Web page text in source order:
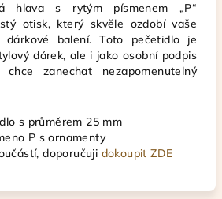
hlava s rytým písmenem „P“
otisk, který skvěle ozdobí vaše
dárkové balení. Toto pečetidlo je
dárek, ale i jako osobní podpis
zanechat nezapomenutelný
s průměrem 25 mm
P s ornamenty
doporučuji dokoupit ZDE